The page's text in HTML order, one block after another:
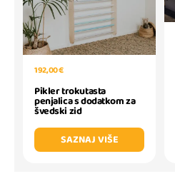
192,00 €
Pikler trokutasta
penjalica s dodatkom za
švedski zid
SAZNAJ VIŠE